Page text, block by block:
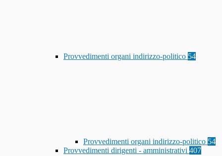
Provvedimenti organi indirizzo-politico 54
Provvedimenti organi indirizzo-politico 54
Provvedimenti dirigenti - amministrativi 407